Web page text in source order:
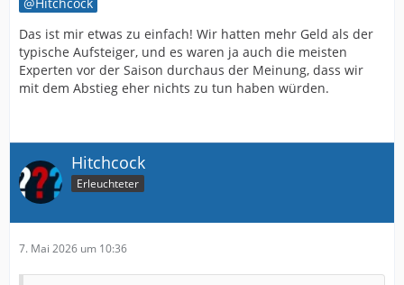
Das ist mir etwas zu einfach! Wir hatten mehr Geld als der
typische Aufsteiger, und es waren ja auch die meisten
Experten vor der Saison durchaus der Meinung, dass wir
mit dem Abstieg eher nichts zu tun haben würden.
Hitchcock
Erleuchteter
7. Mai 2026 um 10:36